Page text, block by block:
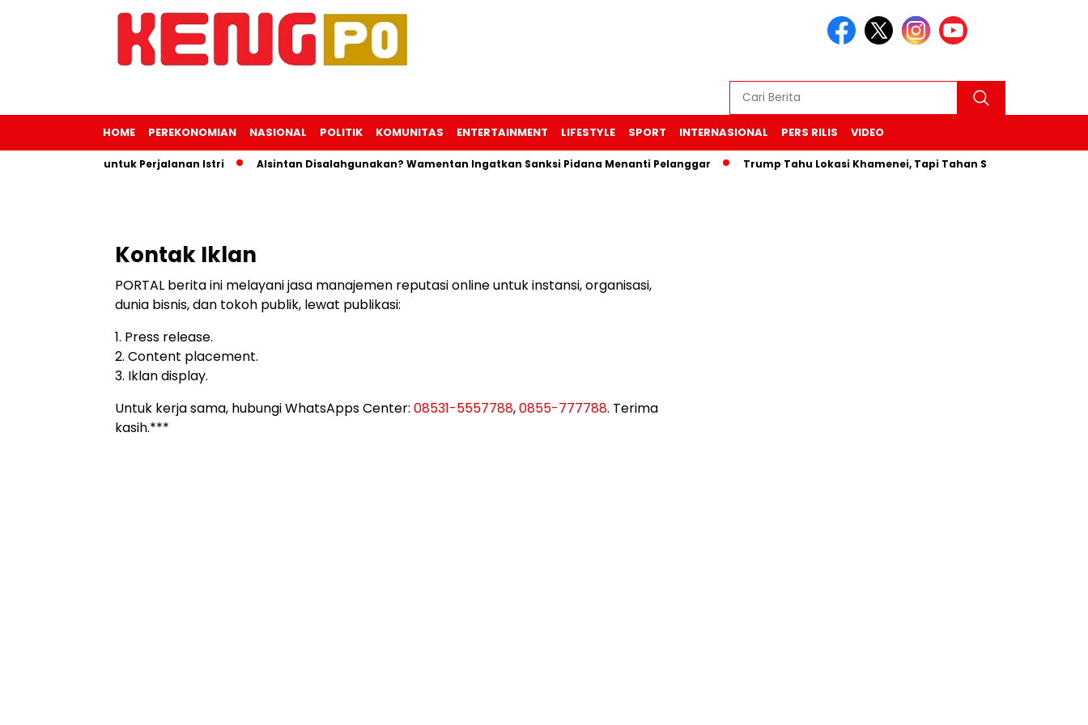
HOME PEREKONOMIAN NASIONAL POLITIK KOMUNITAS ENTERTAINMENT LIFESTYLE SPORT INTERNASIONAL PERS RILIS VIDEO
Uang Negara untuk Perjalanan Istri Alsintan Disalahgunakan? Wamentan Ingatkan Sanksi Pidana Menanti Pelanggar Trump Tahu Lokasi Khamenei, Tapi Tahan Serangan “Untuk
Kontak Iklan
PORTAL berita ini melayani jasa manajemen reputasi online untuk instansi, organisasi,
dunia bisnis, dan tokoh publik, lewat publikasi:
1. Press release.
2. Content placement.
3. Iklan display.
Untuk kerja sama, hubungi WhatsApps Center: 08531-5557788,0855-777788. Terima
kasih.***